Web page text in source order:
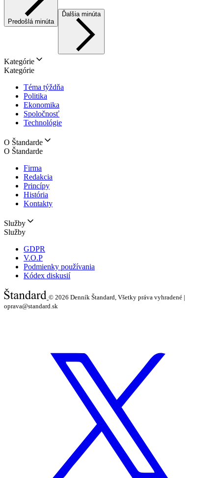
Predošlá minúta
Ďalšia minúta
Kategórie
Kategórie
Téma týždňa
Politika
Ekonomika
Spoločnosť
Technológie
O Štandarde
O Štandarde
Firma
Redakcia
Princípy
História
Kontakty
Služby
Služby
GDPR
V.O.P
Podmienky používania
Kódex diskusií
© 2026 Denník Štandard, Všetky práva vyhradené |
oprava@standard.sk